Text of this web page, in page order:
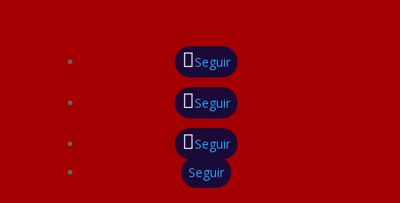
Seguir
Seguir
Seguir
Seguir